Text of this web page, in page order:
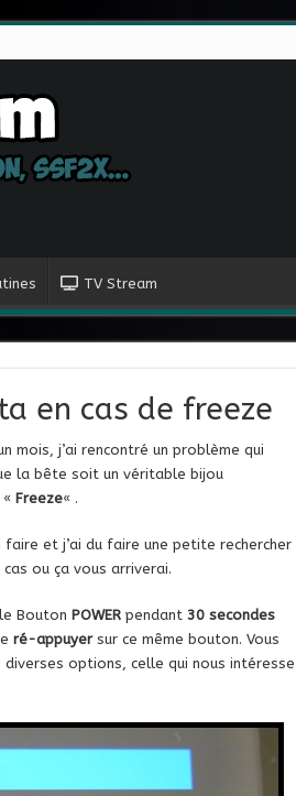
TV Stream
en cas de freeze
mois, j’ai rencontré un problème qui
la bête soit un véritable bijou
Freeze« .
faire et j’ai du faire une petite rechercher
ou ça vous arriverai.
Bouton POWERpendant 30 secondes
ré-appuyersur ce même bouton. Vous
options, celle qui nous intéresse